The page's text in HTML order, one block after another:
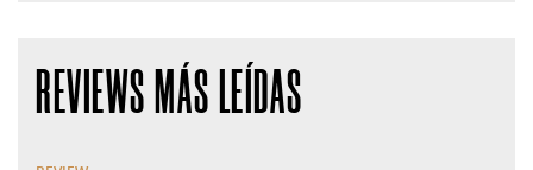
REVIEWS MÁS LEÍDAS